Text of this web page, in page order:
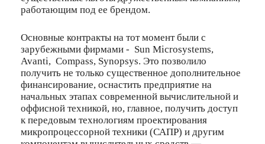
работающим под ее брендом.
Основные контракты на тот момент были с
зарубежными фирмами - Sun Microsystems,
Avanti, Compass, Synopsys. Это позволило
получить не только существенное дополнительное
финансирование, оснастить предприятие на
начальных этапах современной вычислительной и
оффисной техникой, но, главное, получить доступ
к передовым технологиям проектирования
микропроцессорной техники (САПР) и другим